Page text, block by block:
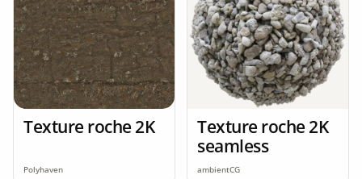
Texture roche 2K
Polyhaven
Texture roche 2K
seamless
ambientCG